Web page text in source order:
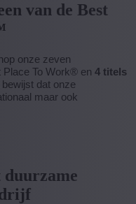
van de Best
onze zeven
Place To Work® en 4 titels
bewijst dat onze
maar ook
duurzame